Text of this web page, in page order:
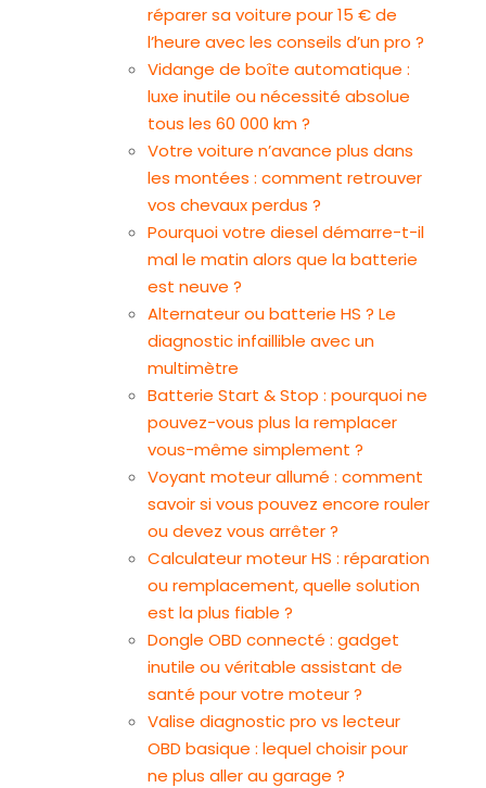
réparer sa voiture pour 15 € de
l’heure avec les conseils d’un pro ?
Vidange de boîte automatique :
luxe inutile ou nécessité absolue
tous les 60 000 km ?
Votre voiture n’avance plus dans
les montées : comment retrouver
vos chevaux perdus ?
Pourquoi votre diesel démarre-t-il
mal le matin alors que la batterie
est neuve ?
Alternateur ou batterie HS ? Le
diagnostic infaillible avec un
multimètre
Batterie Start & Stop : pourquoi ne
pouvez-vous plus la remplacer
vous-même simplement ?
Voyant moteur allumé : comment
savoir si vous pouvez encore rouler
ou devez vous arrêter ?
Calculateur moteur HS : réparation
ou remplacement, quelle solution
est la plus fiable ?
Dongle OBD connecté : gadget
inutile ou véritable assistant de
santé pour votre moteur ?
Valise diagnostic pro vs lecteur
OBD basique : lequel choisir pour
ne plus aller au garage ?